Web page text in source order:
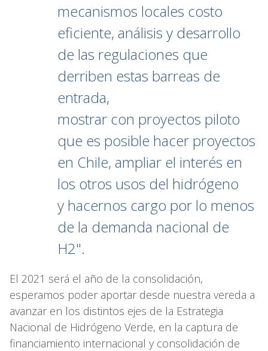
mecanismos locales costo
eficiente, análisis y desarrollo
de las regulaciones que
derriben estas barreas de
entrada,
mostrar con proyectos piloto
que es posible hacer proyectos
en Chile, ampliar el interés en
los otros usos del hidrógeno
y hacernos cargo por lo menos
de la demanda nacional de
H2".
El 2021 será el año de la consolidación,
esperamos poder aportar desde nuestra vereda a
avanzar en los distintos ejes de la Estrategia
Nacional de Hidrógeno Verde, en la captura de
financiamiento internacional y consolidación de